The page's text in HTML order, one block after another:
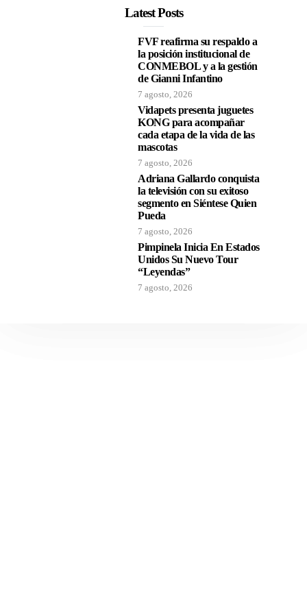
Latest Posts
FVF reafirma su respaldo a
la posición institucional de
CONMEBOL y a la gestión
de Gianni Infantino
7 agosto, 2026
Vidapets presenta juguetes
KONG para acompañar
cada etapa de la vida de las
mascotas
7 agosto, 2026
Adriana Gallardo conquista
la televisión con su exitoso
segmento en Siéntese Quien
Pueda
7 agosto, 2026
Pimpinela Inicia En Estados
Unidos Su Nuevo Tour
“Leyendas”
7 agosto, 2026